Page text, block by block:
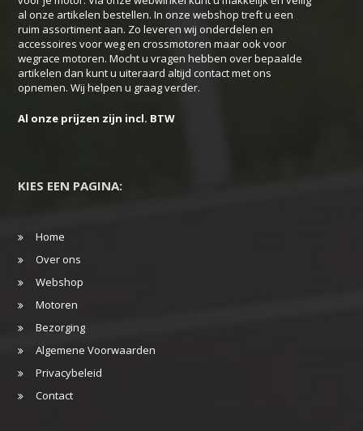
worden
op
de
productpagina
al onze artikelen bestellen. In onze webshop treft u een
ruim assortiment aan. Zo leveren wij onderdelen en
accessoires voor weg en crossmotoren maar ook voor
wegrace motoren. Mocht u vragen hebben over bepaalde
artikelen dan kunt u uiteraard altijd contact met ons
opnemen. Wij helpen u graag verder.
Al onze prijzen zijn incl. BTW
KIES EEN PAGINA:
Home
Over ons
Webshop
Motoren
Bezorging
Algemene Voorwaarden
Privacybeleid
Contact